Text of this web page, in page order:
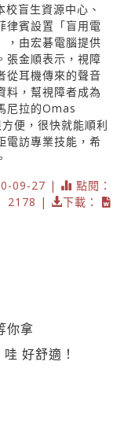
盲生資源中心、
律賓設置「盲用電
，由宏碁電腦提供
張金順表示，視障
從耳機傳來的聲音
料，幫視障者成為
尼拉的Omas
便，很快就能順利
電訪專業技能，希
09-27 |
點閱：
2178 |
下載：
你拿
好舒適！